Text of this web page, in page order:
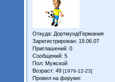
Откуда: Дортмунд/Германия
Зарегистрирован: 19.06.07
Приглашений: 0
Сообщений: 5
Пол: Мужской
Возраст: 49 [1976-12-23]
Провел на форуме: